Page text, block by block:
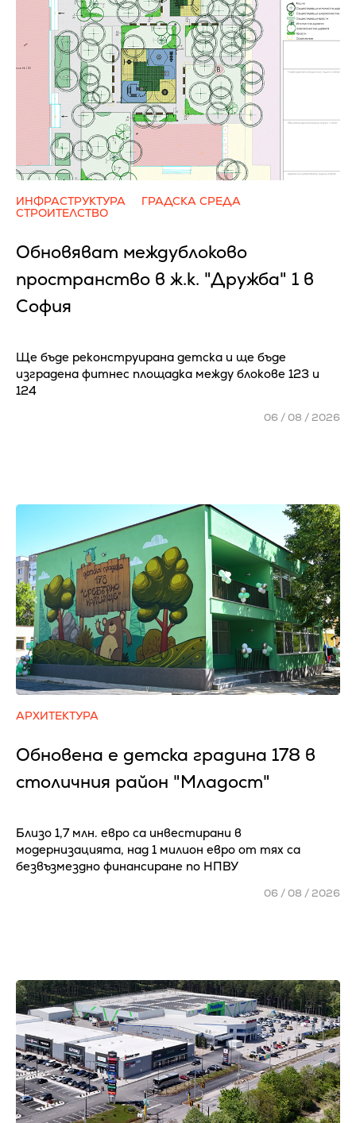
ИНФРАСТРУКТУРА
ГРАДСКА СРЕДА
СТРОИТЕЛСТВО
Обновяват междублоково
пространство в ж.к. "Дружба" 1 в
София
Ще бъде реконструирана детска и ще бъде
изградена фитнес площадка между блокове 123 и
124
06 / 08 / 2026
АРХИТЕКТУРА
Обновена е детска градина 178 в
столичния район "Младост"
Близо 1,7 млн. евро са инвестирани в
модернизацията, над 1 милион евро от тях са
безвъзмездно финансиране по НПВУ
06 / 08 / 2026